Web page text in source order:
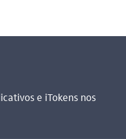
e iTokens nos